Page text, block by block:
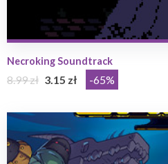
Necroking Soundtrack
8.99 zł 3.15 zł -65%